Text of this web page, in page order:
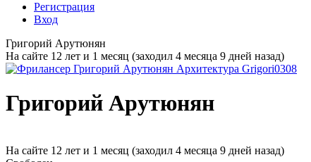
Регистрация
Вход
Григорий Арутюнян
На сайте 12 лет и 1 месяц (заходил 4 месяца 9 дней назад)
Григорий Арутюнян
На сайте 12 лет и 1 месяц (заходил 4 месяца 9 дней назад)